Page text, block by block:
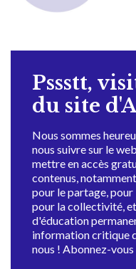
Pssstt,
du site
Nous sommes
nous suivre sur le
mettre en accès
contenus,
pour le partage,
pour la collectivité,
d'éducation
information critique
nous ! Abonnez-